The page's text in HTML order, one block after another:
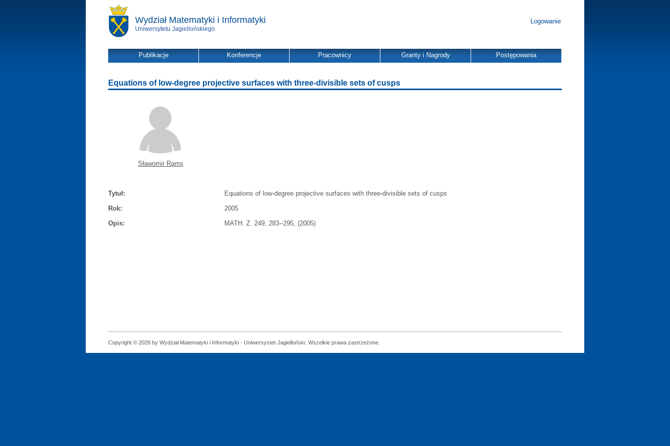
Wydział Matematyki i Informatyki
Uniwersytetu Jagiellońskiego
Logowanie
Publikacje Konferencje Pracownicy Granty i Nagrody Postępowania
Equations of low-degree projective surfaces with three-divisible sets of cusps
Sławomir Rams
Tytuł:
Equations of low-degree projective surfaces with three-divisible sets of cusps
Rok:
2005
Opis:
MATH. Z. 249, 283--295, (2005)
Copyright © 2026 by Wydział Matematyki i Informatyki - Uniwersystet Jagielloński. Wszelkie prawa zastrzeżone.